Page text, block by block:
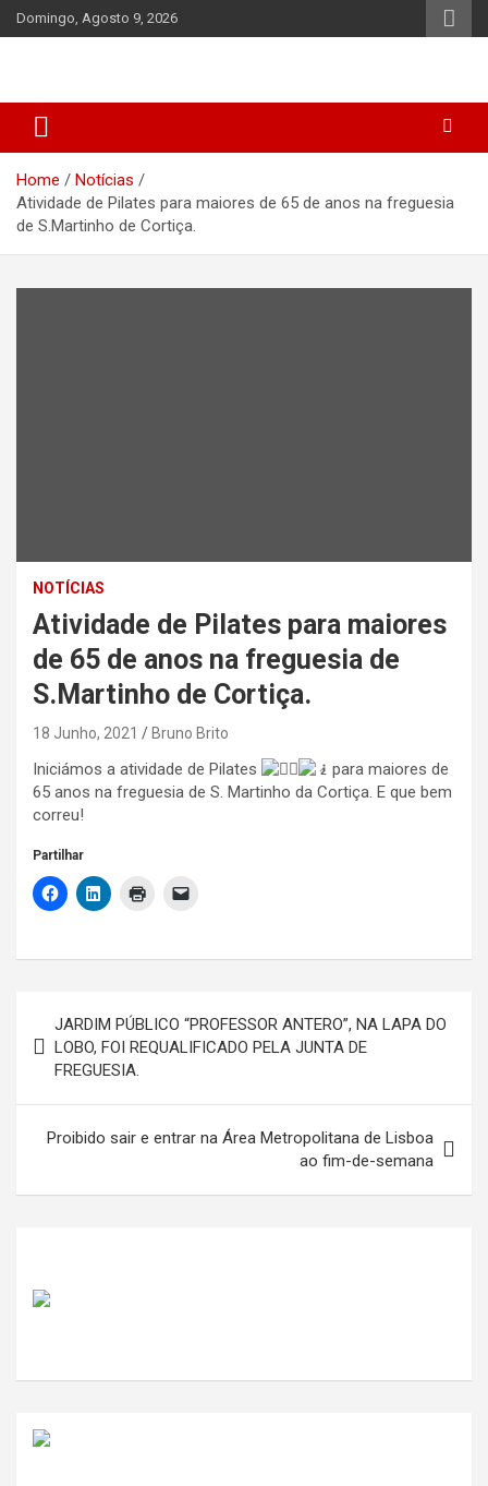
Skip
to
Domingo, Agosto 9, 2026
Home
Notícias
Atividade de Pilates para maiores de 65 de anos na freguesia
de S.Martinho de Cortiça.
NOTÍCIAS
Atividade de Pilates para maiores
de 65 de anos na freguesia de
S.Martinho de Cortiça.
18 Junho, 2021 Bruno Brito
Iniciámos a atividade de Pilates
para maiores de
65 anos na freguesia de S. Martinho da Cortiça. E que bem
correu!
Partilhar
Navegação
de
artigos
JARDIM PÚBLICO “PROFESSOR ANTERO”, NA LAPA DO
LOBO, FOI REQUALIFICADO PELA JUNTA DE
FREGUESIA.
Proibido sair e entrar na Área Metropolitana de Lisboa
ao fim-de-semana